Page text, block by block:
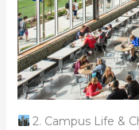
2. Campus Life &